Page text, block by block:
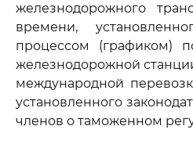
железнодорожного
времени,
процессом (графиком)
железнодорожной
международной
установленного
членов о таможенном